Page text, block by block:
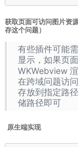
获取页面可访问图片资
存这个问题）
有些插件可能
显示，如果页
WKWebview
在跨域问题访
存放到指定路
储路径即可
原生端实现